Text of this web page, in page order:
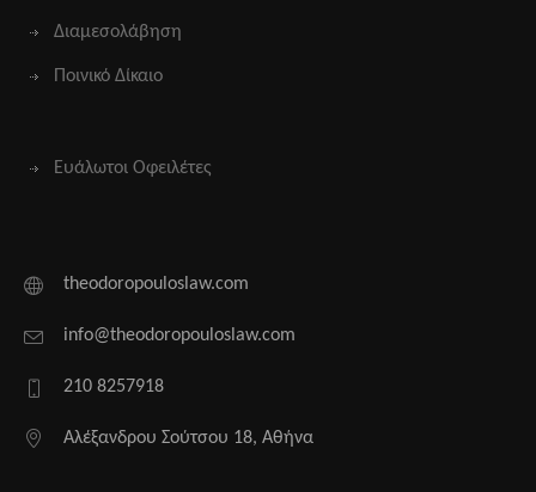
Διαμεσολάβηση
Ποινικό Δίκαιο
Ευάλωτοι Οφειλέτες
theodoropouloslaw.com
info@theodoropouloslaw.com
210 8257918
Αλέξανδρου Σούτσου 18, Αθήνα